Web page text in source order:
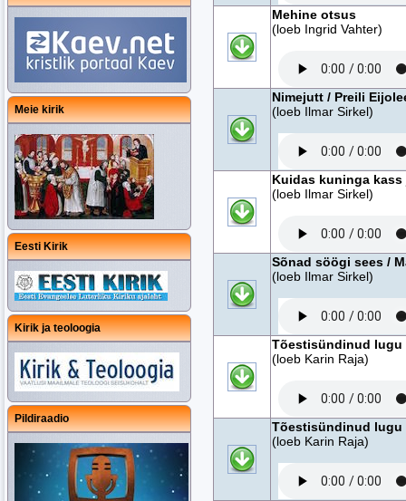
Meie kirik
Eesti Kirik
Kirik ja teoloogia
Pildiraadio
Mehine otsus
(loeb Ingrid Vahter)
Nimejutt / Preili
(loeb Ilmar Sirkel)
Kuidas kuninga
(loeb Ilmar Sirkel)
Sõnad söögi sees /
(loeb Ilmar Sirkel)
Tõestisündinud lugu
(loeb Karin Raja)
Tõestisündinud lugu
(loeb Karin Raja)